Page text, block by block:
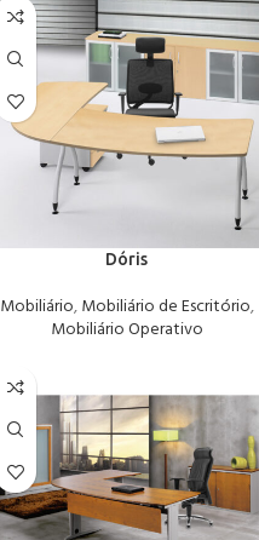
Dóris
Mobiliário,Mobiliário de Escritório,
Mobiliário Operativo